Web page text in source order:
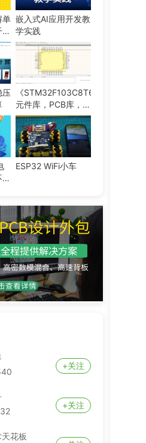
单
电
嵌入式AI应用开发教
学实践
压
《STM32F103C8T6》
元件库，PCB库，集
成库的绘制与制作
ESP32 WiFi小车
+关注
+关注
花板